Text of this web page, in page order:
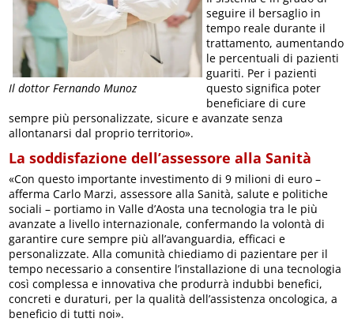
Il dottor Fernando Munoz
seguire il bersaglio in
tempo reale durante il
trattamento, aumentando
le percentuali di pazienti
guariti. Per i pazienti
questo significa poter
beneficiare di cure
sempre più personalizzate, sicure e avanzate senza
allontanarsi dal proprio territorio».
La soddisfazione dell’assessore alla Sanità
«Con questo importante investimento di 9 milioni di euro –
afferma Carlo Marzi, assessore alla Sanità, salute e politiche
sociali – portiamo in Valle d’Aosta una tecnologia tra le più
avanzate a livello internazionale, confermando la volontà di
garantire cure sempre più all’avanguardia, efficaci e
personalizzate. Alla comunità chiediamo di pazientare per il
tempo necessario a consentire l’installazione di una tecnologia
così complessa e innovativa che produrrà indubbi benefici,
concreti e duraturi, per la qualità dell’assistenza oncologica, a
beneficio di tutti noi».